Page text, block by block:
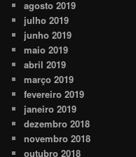
agosto 2019
julho 2019
junho 2019
maio 2019
abril 2019
março 2019
fevereiro 2019
janeiro 2019
dezembro 2018
novembro 2018
outubro 2018